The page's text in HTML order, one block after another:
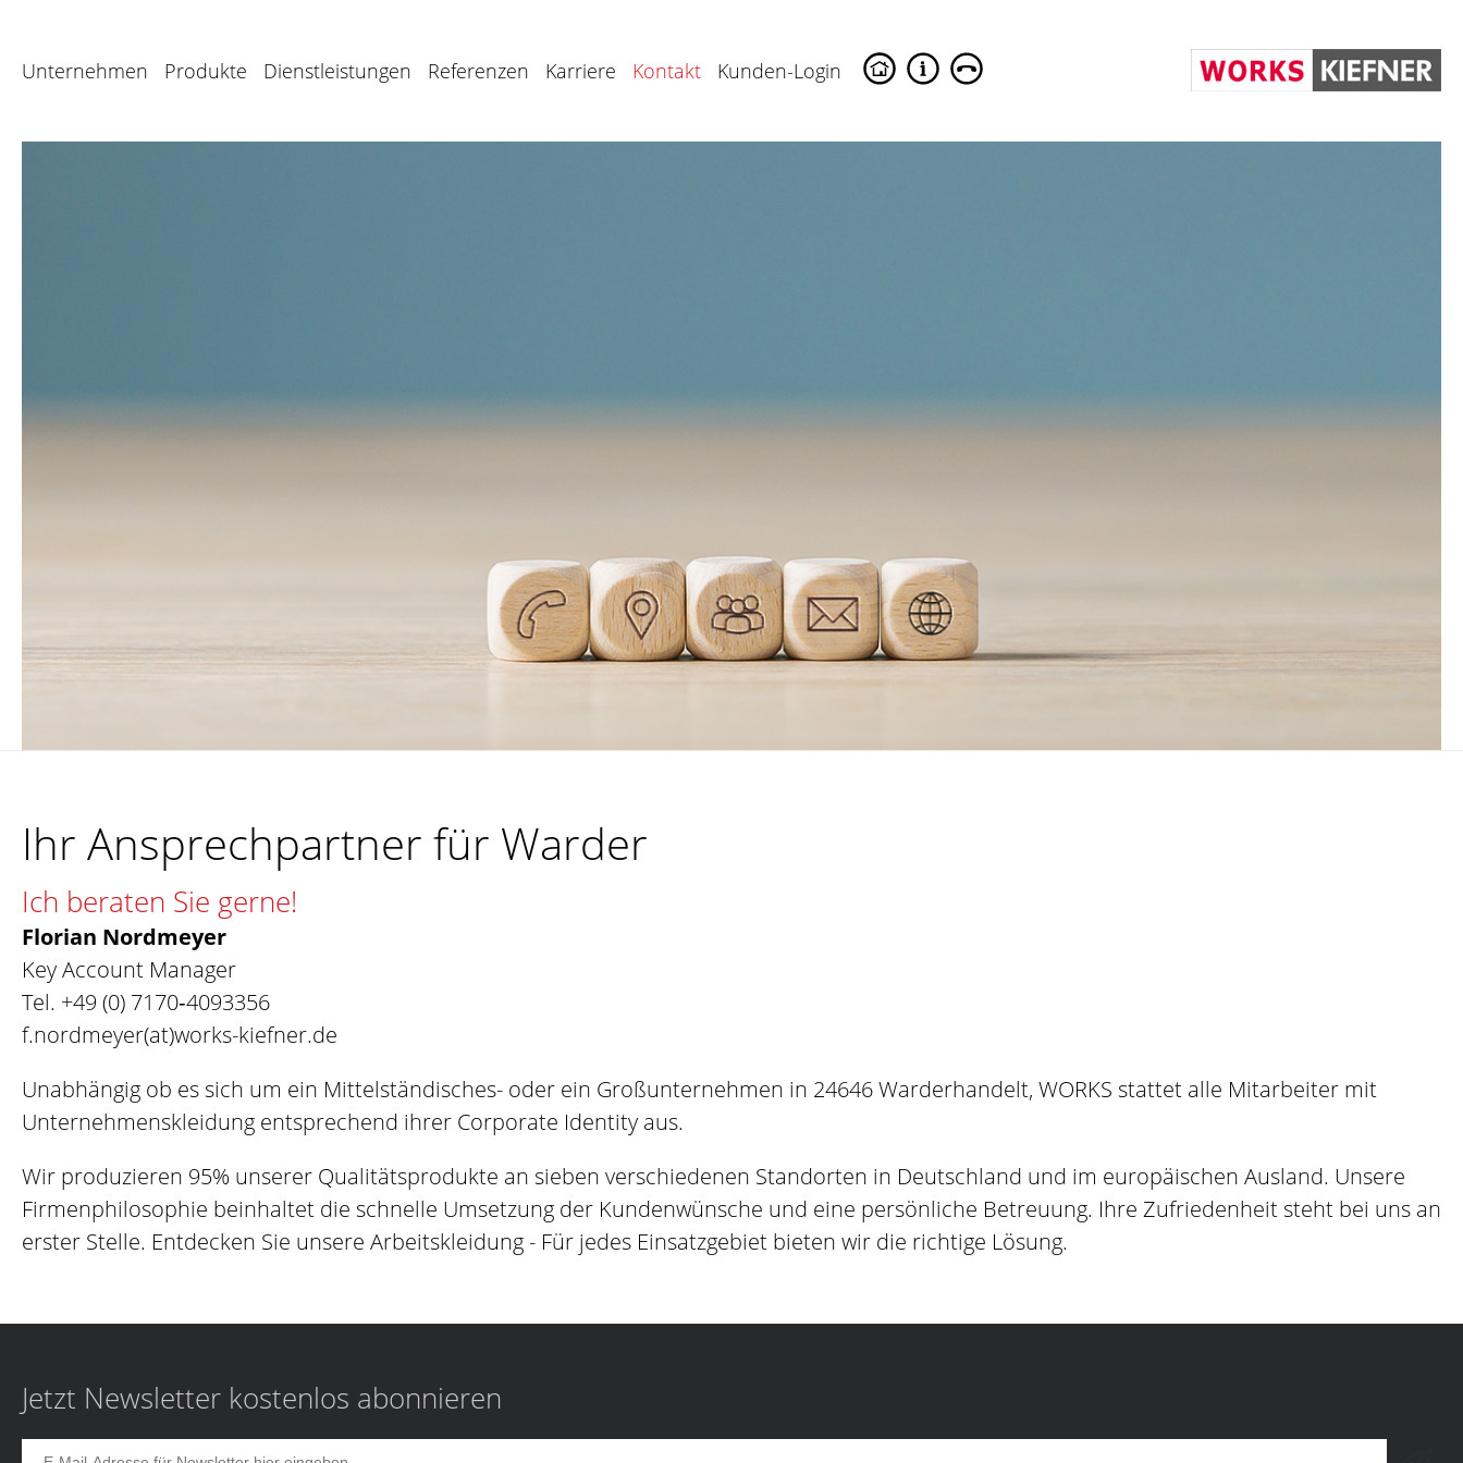
Unternehmen Produkte Dienstleistungen Referenzen Karriere Kontakt Kunden-Login
Ihr Ansprechpartner für Warder
Ich beraten Sie gerne!
Florian Nordmeyer
Key Account Manager
Tel. +49 (0) 7170‐4093356
f.nordmeyer(at)works-kiefner.de
Unabhängig ob es sich um ein Mittelständisches- oder ein Großunternehmen in 24646 Warderhandelt, WORKS stattet alle Mitarbeiter mit
Unternehmenskleidung entsprechend ihrer Corporate Identity aus.
Wir produzieren 95% unserer Qualitätsprodukte an sieben verschiedenen Standorten in Deutschland und im europäischen Ausland. Unsere
Firmenphilosophie beinhaltet die schnelle Umsetzung der Kundenwünsche und eine persönliche Betreuung. Ihre Zufriedenheit steht bei uns an
erster Stelle. Entdecken Sie unsere Arbeitskleidung - Für jedes Einsatzgebiet bieten wir die richtige Lösung.
Jetzt Newsletter kostenlos abonnieren